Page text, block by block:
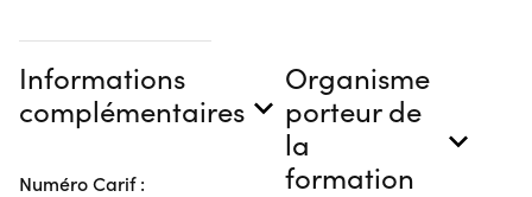
Informations
complémentaires
Numéro Carif :
Organisme
porteur de
la
formation